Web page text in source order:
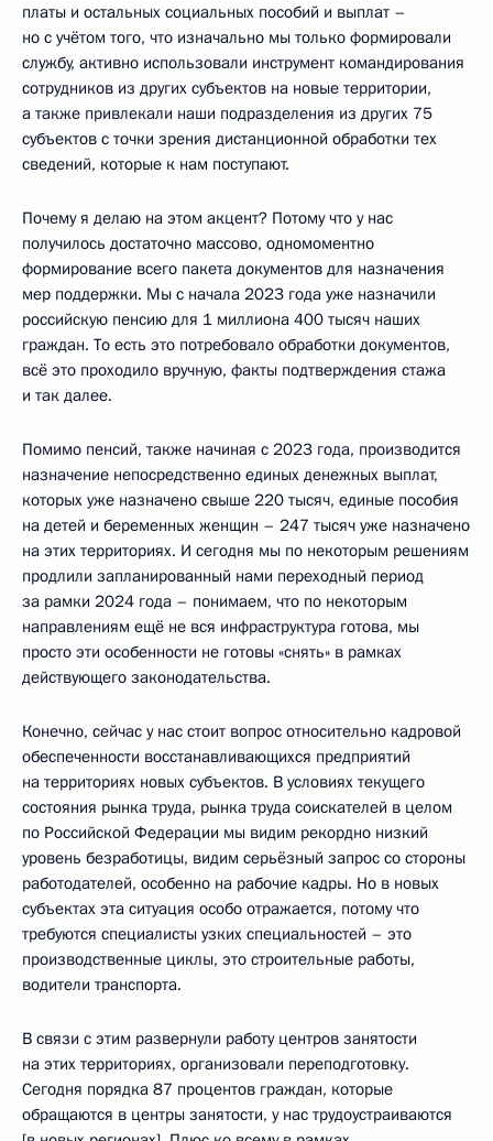
платы и остальных социальных пособий и выплат –
но с учётом того, что изначально мы только формировали
службу, активно использовали инструмент командирования
сотрудников из других субъектов на новые территории,
а также привлекали наши подразделения из других 75
субъектов с точки зрения дистанционной обработки тех
сведений, которые к нам поступают.
Почему я делаю на этом акцент? Потому что у нас
получилось достаточно массово, одномоментно
формирование всего пакета документов для назначения
мер поддержки. Мы с начала 2023 года уже назначили
российскую пенсию для 1 миллиона 400 тысяч наших
граждан. То есть это потребовало обработки документов,
всё это проходило вручную, факты подтверждения стажа
и так далее.
Помимо пенсий, также начиная с 2023 года, производится
назначение непосредственно единых денежных выплат,
которых уже назначено свыше 220 тысяч, единые пособия
на детей и беременных женщин – 247 тысяч уже назначено
на этих территориях. И сегодня мы по некоторым решениям
продлили запланированный нами переходный период
за рамки 2024 года – понимаем, что по некоторым
направлениям ещё не вся инфраструктура готова, мы
просто эти особенности не готовы «снять» в рамках
действующего законодательства.
Конечно, сейчас у нас стоит вопрос относительно кадровой
обеспеченности восстанавливающихся предприятий
на территориях новых субъектов. В условиях текущего
состояния рынка труда, рынка труда соискателей в целом
по Российской Федерации мы видим рекордно низкий
уровень безработицы, видим серьёзный запрос со стороны
работодателей, особенно на рабочие кадры. Но в новых
субъектах эта ситуация особо отражается, потому что
требуются специалисты узких специальностей – это
производственные циклы, это строительные работы,
водители транспорта.
В связи с этим развернули работу центров занятости
на этих территориях, организовали переподготовку.
Сегодня порядка 87 процентов граждан, которые
обращаются в центры занятости, у нас трудоустраиваются